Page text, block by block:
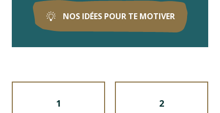
NOS IDÉES POUR TE MOTIVER
1 2